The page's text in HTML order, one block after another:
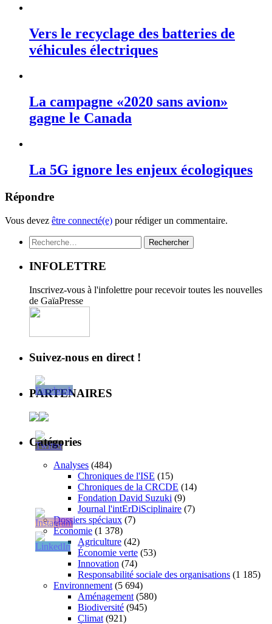
Vers le recyclage des batteries de
véhicules électriques
La campagne «2020 sans avion»
gagne le Canada
La 5G ignore les enjeux écologiques
Répondre
Vous devez être connecté(e) pour rédiger un commentaire.
Rechercher :
INFOLETTRE
Inscrivez-vous à l'infolettre pour recevoir toutes les nouvelles
de GaïaPresse
Suivez-nous en direct !
PARTENAIRES
Catégories
Analyses (484)
Chroniques de l'ISE (15)
Chroniques de la CRCDE (14)
Fondation David Suzuki (9)
Journal l'intErDiSciplinaire (7)
Dossiers spéciaux (7)
Économie (1 378)
Agriculture (42)
Économie verte (53)
Innovation (74)
Responsabilité sociale des organisations (1 185)
Environnement (5 694)
Aménagement (580)
Biodiversité (945)
Climat (921)